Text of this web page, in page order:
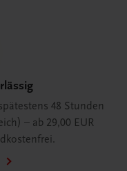
48 Stunden
– ab 29,00 EUR